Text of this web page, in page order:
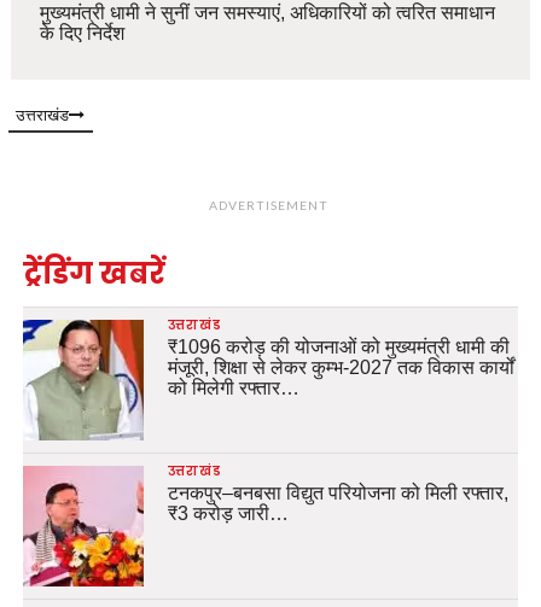
मुख्यमंत्री धामी ने सुनीं जन समस्याएं, अधिकारियों को त्वरित समाधान
के दिए निर्देश
उत्तराखंड
ADVERTISEMENT
ट्रेंडिंग खबरें
उत्तराखंड
₹1096 करोड़ की योजनाओं को मुख्यमंत्री धामी की
मंजूरी, शिक्षा से लेकर कुम्भ-2027 तक विकास कार्यों
को मिलेगी रफ्तार…
उत्तराखंड
टनकपुर–बनबसा विद्युत परियोजना को मिली रफ्तार,
₹3 करोड़ जारी…